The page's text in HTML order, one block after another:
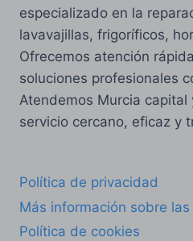
especializado en la
lavavajillas, frigoríficos,
Ofrecemos atención
soluciones profesionales
Atendemos Murcia
servicio cercano, eficaz y
Política de privacidad
Más información sobre las
Política de cookies